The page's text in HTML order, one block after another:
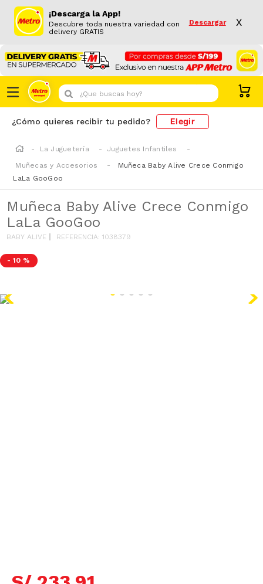
¡Descarga la App!
Descubre toda nuestra variedad con
delivery GRATIS
Descargar X
¿Que buscas hoy?
¿Cómo quieres recibir tu pedido? Elegir
La Juguetería
Juguetes Infantiles
Muñecas y Accesorios
Muñeca Baby Alive Crece Conmigo
LaLa GooGoo
Muñeca Baby Alive Crece Conmigo
LaLa GooGoo
BABY ALIVE REFERENCIA:1038379
- 10 %